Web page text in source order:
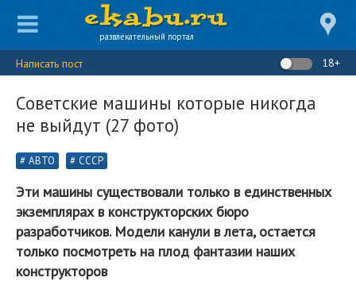
развлекательный портал
Написать пост 18+
Советские машины которые никогда
не выйдут (27 фото)
АВТО СССР
Эти машины существовали только в единственных
экземплярах в конструкторских бюро
разработчиков. Модели канули в лета, остается
только посмотреть на плод фантазии наших
конструкторов